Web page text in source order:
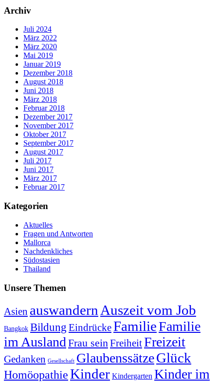
Archiv
Juli 2024
März 2022
März 2020
Mai 2019
Januar 2019
Dezember 2018
August 2018
Juni 2018
März 2018
Februar 2018
Dezember 2017
November 2017
Oktober 2017
September 2017
August 2017
Juli 2017
Juni 2017
März 2017
Februar 2017
Kategorien
Aktuelles
Fragen und Antworten
Mallorca
Nachdenkliches
Südostasien
Thailand
Unsere Themen
Asien auswandern Auszeit vom Job
Bangkok Bildung EindrückeFamilieFamilie
im AuslandFrau seinFreiheitFreizeit
Gedanken Gesellschaft GlaubenssätzeGlück
HomöopathieKinder Kindergarten Kinder im